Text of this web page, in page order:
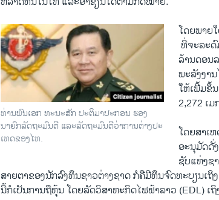
ທ່ານ​ພົນ​ເອກ ທະນະ​ສັກ ປະຕິມາປະກອນ ຮອງ​
ນາຍົກລັດຖະມົນຕີ ​ແລະ​ລັດຖະມົນ​ຕີ​ວ່າການ​ຕ່າງປະ​
ເທດ​ຂອງໄທ.
ໂດຍ​ພາຍ​
ທີ່​ຈະ​ລະ
ລ້ານ​ດອນ​
ພະລັງງາ
ໃຫ້​ເພີ້​ມຂຶ້
2,272 ​ເ
ໂດຍສາ​ເ
ອະນຸມັດ​ດັ່
ຊັບ​ແຫ່ງ​ຊ
ສາຍຕາ​ຂອງ​ນັກ​ລົງທຶນ​ຊາວ​ຕ່າງ​ຊາດ ກໍ​ຄື​ມີ​ທຶນ​ຈົດ​ທະບຽນ​ເ
ນີ້​ກໍ​ເປັນ​ການ​ຖື​ຫຸ້ນ ​ໂດຍ​ລັດ​ວິ​ສາ​ຫະກິດ​ໄຟຟ້າ​ລາວ (EDL) ​ເຖິ